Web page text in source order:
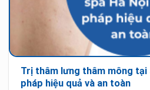
Trị thâm lưng thâm mông tại
pháp hiệu quả và an toàn